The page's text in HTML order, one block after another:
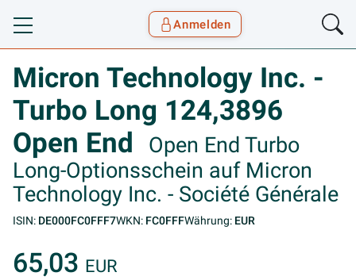
Toggle navigation
Anmelden
Micron Technology Inc. -
Turbo Long 124,3896
Open End
Open End Turbo
Long-Optionsschein auf Micron
Technology Inc. - Société Générale
ISIN: DE000FC0FFF7WKN: FC0FFFWährung: EUR
65,03 EUR